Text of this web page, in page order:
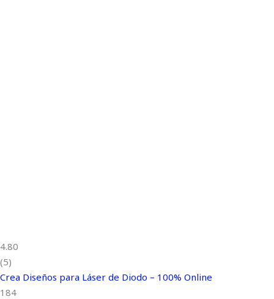
4.80
(5)
Crea Diseños para Láser de Diodo – 100% Online
184